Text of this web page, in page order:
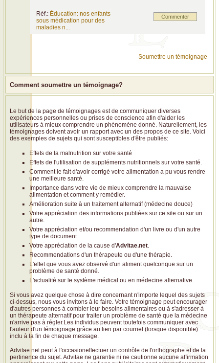
Réf.: Éducation: nos enfants
sous médication pour des
maladies n...
Commenter
Soumettre un témoignage
Comment soumettre un témoignage?
Le but de la page de témoignages est de communiquer diverses
expériences personnelles ou prises de conscience afin d'aider les
utilisateurs à mieux comprendre un phénomène donné. Naturellement, les
témoignages doivent avoir un rapport avec un des propos de ce site. Voici
des exemples de sujets qui sont susceptibles d'être publiés:
Effets de la malnutrition sur votre santé
Effets de l'utilisation de suppléments nutritionnels sur votre santé.
Comment le fait d'avoir corrigé votre alimentation a pu vous rendre
une meilleure santé.
Importance dans votre vie de mieux comprendre la mauvaise
alimentation et comment y remédier.
Amélioration suite à un traitement alternatif (médecine douce)
Votre appréciation des informations publiées sur ce site ou sur un
autre.
Votre appréciation et/ou recommendation d'un livre ou d'un autre
type de document.
Votre appréciation de la cause d'Advitae.net
Recommendations d'un thérapeute ou d'une thérapie.
L'effet que vous avez observé d'un aliment quelconque sur un
problème de santé donné.
L'actualité sur le système médical ou en médecine alternative.
Si vous avez quelque chose à dire concernant n'importe lequel des sujets
ci-dessus, nous vous invitons à le faire. Votre témoignage peut encourager
d'autres personnes à combler leur besoins alimentaires ou à s'adresser à
un thérapeute alternatif pour traiter un problème de santé que la médecine
n'arrive pas à régler.Les individus peuvent toutefois communiquer avec
l'auteur d'un témoignage grâce au lien par courriel (lorsque disponible)
inclu à la fin de chaque message.
Advitae.net peut à l'occasioneffectuer un contrôle de l'orthographe et de la
pertinence du sujet. Advitae ne garantie ni ne cautionne aucune affirmation